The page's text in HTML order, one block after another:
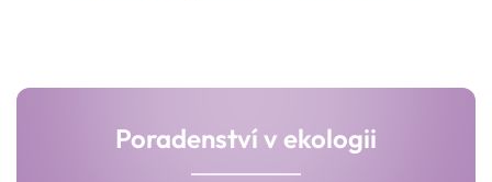
Poradenství v ekologii